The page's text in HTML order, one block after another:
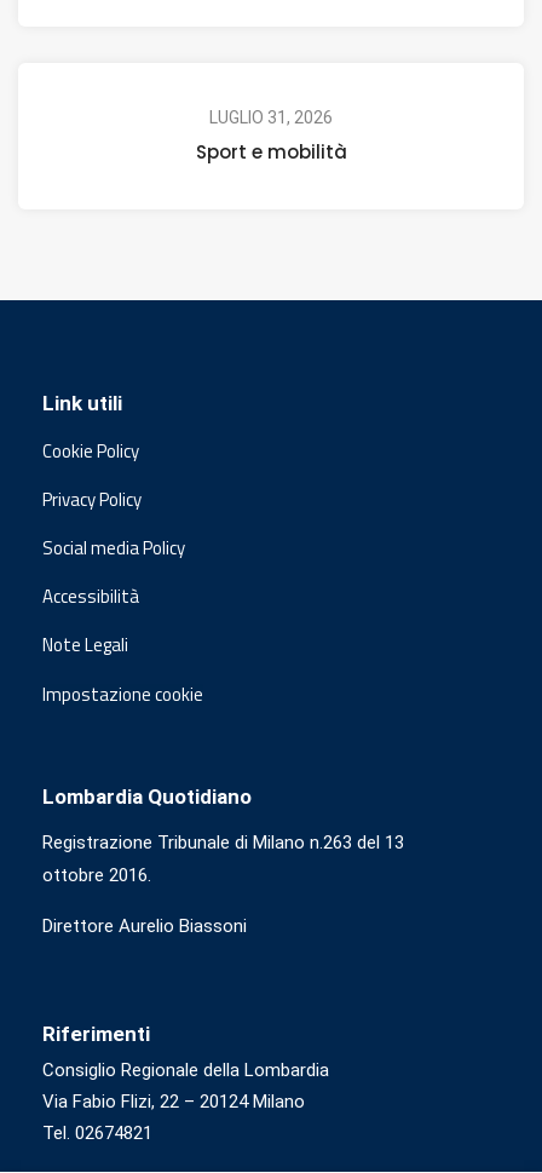
LUGLIO 31, 2026
Sport e mobilità
Link utili
Cookie Policy
Privacy Policy
Social media Policy
Accessibilità
Note Legali
Impostazione cookie
Lombardia Quotidiano
Registrazione Tribunale di Milano n.263 del 13
ottobre 2016.
Direttore Aurelio Biassoni
Riferimenti
Consiglio Regionale della Lombardia
Via Fabio Flizi, 22 – 20124 Milano
Tel. 02674821